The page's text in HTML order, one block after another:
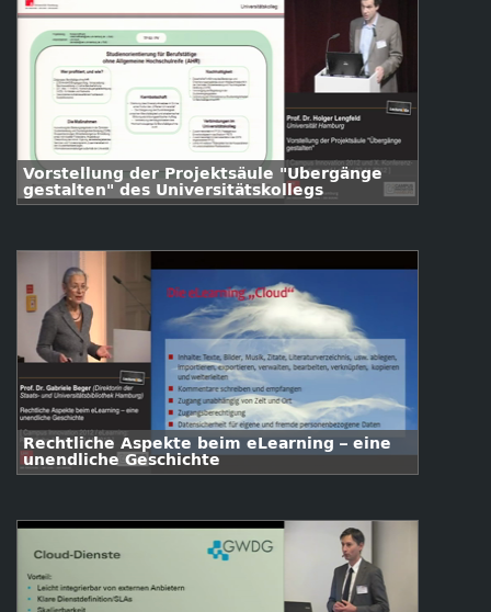
Vorstellung der Projektsäule "Übergänge
gestalten" des Universitätskollegs
Rechtliche Aspekte beim eLearning – eine
unendliche Geschichte